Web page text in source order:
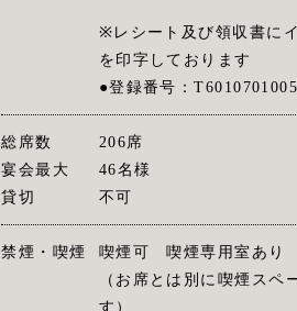
※レシート及び領収書に
を印字しております
●登録番号：
総席数
206席
宴会最大
46名様
貸切
不可
禁煙・喫煙
喫煙可 喫煙専用室あり
（お席とは別に喫煙スペ
す）